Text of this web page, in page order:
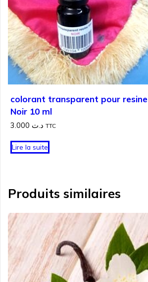
colorant transparent pour resine
Noir 10 ml
د.ت TTC
Lire la suite
Produits similaires